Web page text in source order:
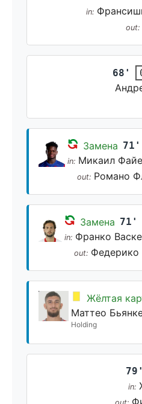
in:
out:
68'
Замена 71'
in: Микаил Файе
out: Романо
Замена 71'
in: Франко
out: Федерико
Жёлтая
Маттео
Holding
79'
in: